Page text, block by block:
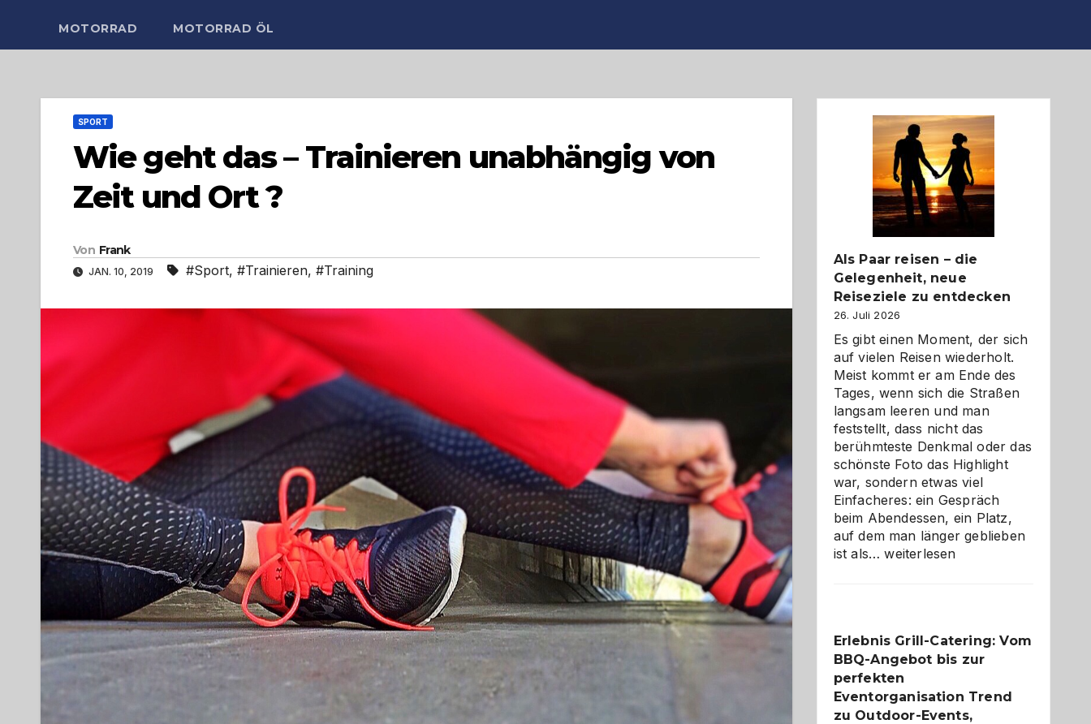
MOTORRAD MOTORRAD ÖL
SPORT
Wie geht das – Trainieren unabhängig von
Zeit und Ort ?
Von Frank
JAN. 10, 2019 #Sport, #Trainieren, #Training
Als Paar reisen – die
Gelegenheit, neue
Reiseziele zu entdecken
26. Juli 2026
Es gibt einen Moment, der sich
auf vielen Reisen wiederholt.
Meist kommt er am Ende des
Tages, wenn sich die Straßen
langsam leeren und man
feststellt, dass nicht das
berühmteste Denkmal oder das
schönste Foto das Highlight
war, sondern etwas viel
Einfacheres: ein Gespräch
beim Abendessen, ein Platz,
auf dem man länger geblieben
ist als…Als
Gelegenheit,
neue
Reiseziele
zu
entdecken
weiterlesen
Erlebnis Grill-Catering: Vom
BBQ-Angebot bis zur
perfekten
Eventorganisation Trend
zu Outdoor-Events,